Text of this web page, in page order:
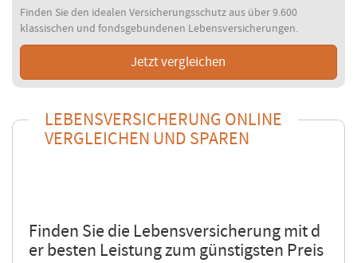
Finden Sie den idealen Versicherungsschutz aus über 9.600
klassischen und fondsgebundenen Lebensversicherungen.
Jetzt vergleichen
LEBENSVERSICHERUNG ONLINE
VERGLEICHEN UND SPAREN
Finden Sie die Lebensversicherung mit d
er besten Leistung zum günstigsten Preis